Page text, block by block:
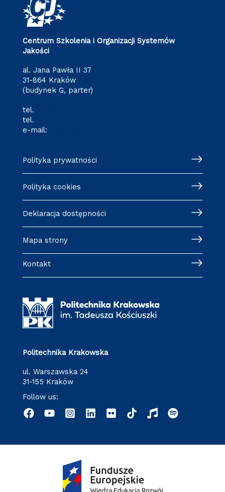
Centrum Szkolenia i Organizacji Systemów
Jakości
al. Jana Pawła II 37
31-864 Kraków
(budynek G, parter)
tel.
tel.
e-mail:
Polityka prywatności
Polityka cookies
Deklaracja dostępności
Mapa strony
Kontakt
Politechnika Krakowska
ul. Warszawska 24
31-155 Kraków
Follow us: